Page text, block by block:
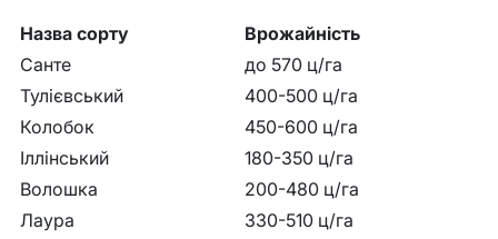
Назва сорту
Врожайність
Санте
до 570 ц/га
Тулієвський
400-500 ц/га
Колобок
450-600 ц/га
Іллінський
180-350 ц/га
Волошка
200-480 ц/га
Лаура
330-510 ц/га